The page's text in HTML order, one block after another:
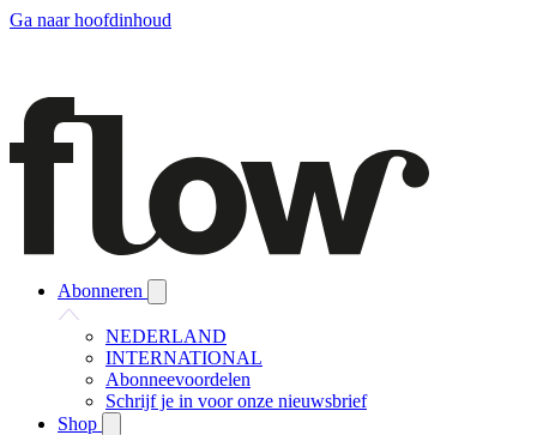
Ga naar hoofdinhoud
Abonneren
NEDERLAND
INTERNATIONAL
Abonneevoordelen
Schrijf je in voor onze nieuwsbrief
Shop